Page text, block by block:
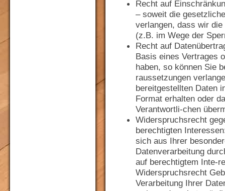
Recht auf
– soweit die
verlangen, dass wir
(z.B. im Wege der
Recht auf
Basis eines Vertrages
haben, so können Sie
raussetzungen
bereitgestellten Daten
Format erhalten oder
Verantwortli-chen
Widerspruchsrecht
berechtigten
sich aus Ihrer
Datenverarbeitung
auf berechtigtem Inte-
Widerspruchsrecht
Verarbeitung Ihrer